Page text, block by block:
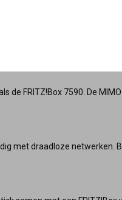
de FRITZ!Box 7590. De
met draadloze netwerken.